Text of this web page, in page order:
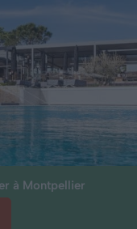
à Montpellier